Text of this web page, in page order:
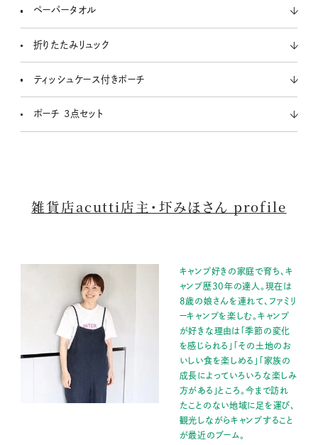
ペーパータオル
折りたたみリュック
ティッシュケース付きポーチ
ポーチ 3点セット
雑貨店acutti店主・圷みほさん profile
キャンプ好きの家庭で育ち、キ
ャンプ歴30年の達人。現在は
8歳の娘さんを連れて、ファミリ
ーキャンプを楽しむ。キャンプ
が好きな理由は「季節の変化
を感じられる」「その土地のお
いしい食を楽しめる」「家族の
成長によっていろいろな楽しみ
方がある」ところ。今まで訪れ
たことのない地域に足を運び、
観光しながらキャンプすること
が最近のブーム。